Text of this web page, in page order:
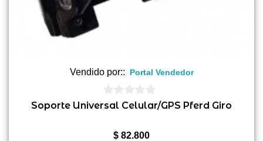
Vendido por:: Portal Vendedor
0
Soporte Universal Celular/GPS Pferd Giro
$ 82.800